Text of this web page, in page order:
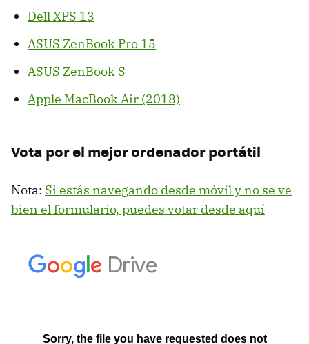
Dell XPS 13
ASUS ZenBook Pro 15
ASUS ZenBook S
Apple MacBook Air (2018)
Vota por el mejor ordenador portátil
Nota: Si estás navegando desde móvil y no se ve
bien el formulario, puedes votar desde aquí